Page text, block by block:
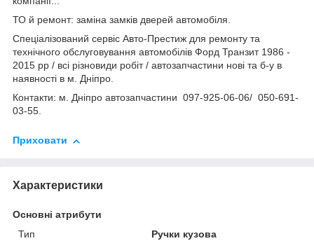
ТО й ремонт: заміна замків дверей автомобіля.
Спеціалізований сервіс Авто-Престиж для ремонту та
технічного обслуговування автомобілів Форд Транзит 1986 -
2015 рр / всі різновиди робіт / автозапчастини нові та б-у в
наявності в м. Дніпро.
Контакти: м. Дніпро автозапчастини 097-925-06-06/ 050-691-
03-55.
Приховати
Характеристики
Основні атрибути
Тип
Ручки кузова